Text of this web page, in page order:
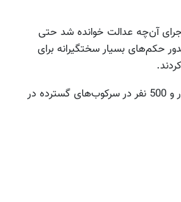
آن‌چه عدالت خوانده شد حتی
شب‌ها اقدام به فعالیت و صدور حکم‌های بسیار سخت‎گیرانه برای
بر پایه گزارش‌ها، بیش از هزار و 500 نفر در سرکوب‌های گسترده در